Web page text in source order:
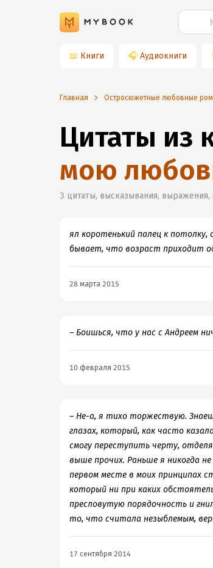
📖 Книги 🎧 Аудиокниги
Главная Остросюжетные любовные
Цитаты из
мою
3 цитаты, высказывания,
ял коротенький палец к
бывает, что возраст приходит
28 марта 2015
– Боишься, что у нас с Андреем
10 февраля 2015
– Не-а, я тихо торжествую.
глазах, который, как часто
смогу переступить черту,
выше прочих. Раньше я никогда
первом месте в моих принципах
который ни при каких
пресловутую порядочность и
то, что считала незыблемым,
17 сентября 2014